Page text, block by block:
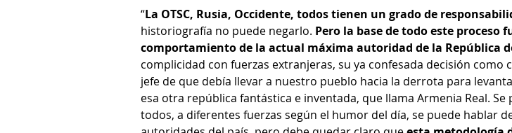
“La OTSC, Rusia, Occidente, todos tienen un grado de
historiografía no puede negarlo. Pero la base de todo este proceso
comportamiento de la actual máxima autoridad de la República
complicidad con fuerzas extranjeras, su ya confesada decisión como
jefe de que debía llevar a nuestro pueblo hacia la derrota para
esa otra república fantástica e inventada, que llama Armenia Real. Se
todos, a diferentes fuerzas según el humor del día, se puede hablar